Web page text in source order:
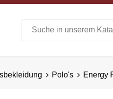
Polo's Energy